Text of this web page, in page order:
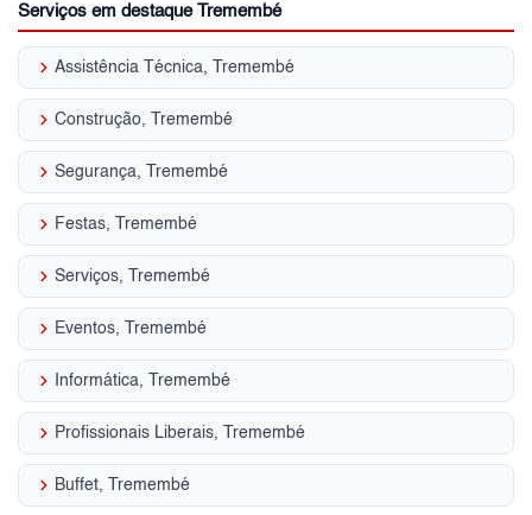
Serviços em destaque Tremembé
keyboard_arrow_right Assistência Técnica, Tremembé
keyboard_arrow_right Construção, Tremembé
keyboard_arrow_right Segurança, Tremembé
keyboard_arrow_right Festas, Tremembé
keyboard_arrow_right Serviços, Tremembé
keyboard_arrow_right Eventos, Tremembé
keyboard_arrow_right Informática, Tremembé
keyboard_arrow_right Profissionais Liberais, Tremembé
keyboard_arrow_right Buffet, Tremembé